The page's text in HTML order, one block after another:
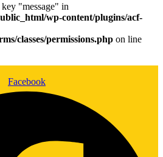
"message" in
wp-content/plugins/acf-
classes/permissions.php on line
Facebook